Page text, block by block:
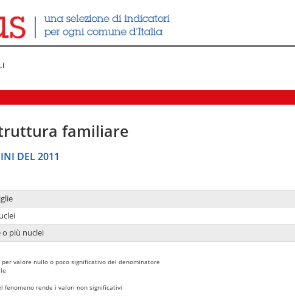
familiare
DEL 2011
o più nuclei
valore nullo o poco significativo del denominatore
fenomeno rende i valori non significativi